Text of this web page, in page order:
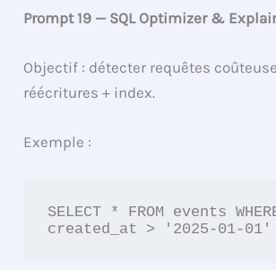
Prompt 19 — SQL Optimizer &
Objectif : détecter requêtes
réécritures + index.
Exemple :
SELECT * FROM events
created_at > '2025-01-01'